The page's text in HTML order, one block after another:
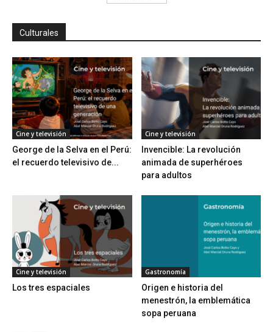
Culturales
Cine y televisión
George de la Selva en el Perú:
el recuerdo televisivo de...
Cine y televisión
Invencible: La revolución
animada de superhéroes
para adultos
Cine y televisión
Los tres espaciales
Gastronomía
Origen e historia del
menestrón, la emblemática
sopa peruana